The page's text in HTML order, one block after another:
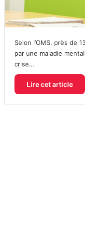
Selon l’OMS, près de
par une maladie
crise…
Lire cet article